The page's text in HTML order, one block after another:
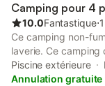
Camping pour 4
10.0Fantastique⋅
Ce camping non-
laverie. Ce camping
dotées d'une
vaisselle et des
Piscine extérieure
Annulation gratuite